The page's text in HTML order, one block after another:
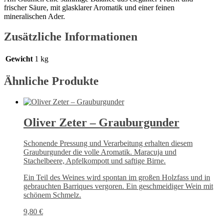
frischer Säure, mit glasklarer Aromatik und einer feinen
mineralischen Ader.
Zusätzliche Informationen
Gewicht 1 kg
Ähnliche Produkte
Oliver Zeter – Grauburgunder
Schonende Pressung und Verarbeitung erhalten diesem
Grauburgunder die volle Aromatik. Maracuja und
Stachelbeere, Apfelkompott und saftige Birne.
Ein Teil des Weines wird spontan im großen Holzfass und in
gebrauchten Barriques vergoren. Ein geschmeidiger Wein mit
schönem Schmelz.
9,80 €